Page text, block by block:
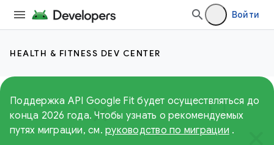
Войти
HEALTH & FITNESS DEV CENTER
Поддержка API Google Fit будет осуществляться до
конца 2026 года. Чтобы узнать о рекомендуемых
путях миграции, см. руководство по миграции .